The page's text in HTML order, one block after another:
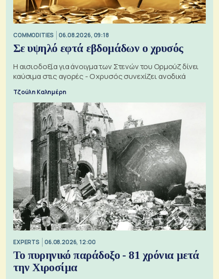
COMMODITIES 06.08.2026, 09:18
Σε υψηλό εφτά εβδομάδων ο χρυσός
Η αισιοδοξία για άνοιγμα των Στενών του Ορμούζ δίνει
καύσιμα στις αγορές - Ο χρυσός συνεχίζει ανοδικά
Τζούλη Καλημέρη
EXPERTS 06.08.2026, 12:00
Το πυρηνικό παράδοξο - 81 χρόνια μετά
την Χιροσίμα